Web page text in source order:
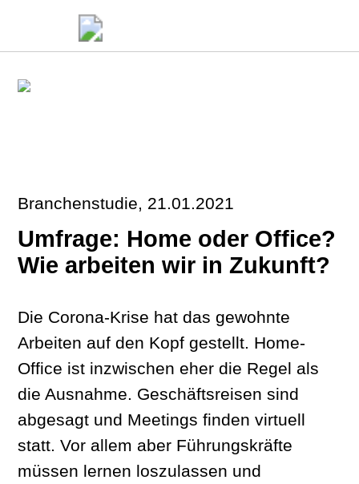
Branchenstudie, 21.01.2021
Umfrage: Home oder Office?
Wie arbeiten wir in Zukunft?
Die Corona-Krise hat das gewohnte
Arbeiten auf den Kopf gestellt. Home-
Office ist inzwischen eher die Regel als
die Ausnahme. Geschäftsreisen sind
abgesagt und Meetings finden virtuell
statt. Vor allem aber Führungskräfte
müssen lernen loszulassen und